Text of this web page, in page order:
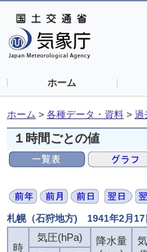
ホーム
ホーム > 各種データ・資料 > 過
１時間ごとの値
札幌（石狩地方) 1941年2月17
時
気圧(hPa)
降水量